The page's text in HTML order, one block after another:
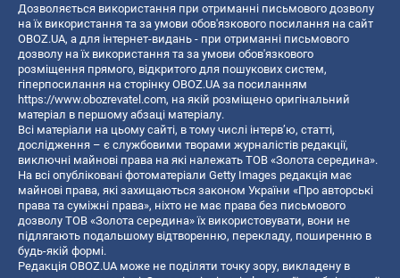
Дозволяється використання при отриманні письмового дозволу
на їх використання та за умови обов'язкового посилання на сайт
OBOZ.UA, а для інтернет-видань - при отриманні письмового
дозволу на їх використання та за умови обов'язкового
розміщення прямого, відкритого для пошукових систем,
гіперпосилання на сторінку OBOZ.UA за посиланням
https://www.obozrevatel.com, на якій розміщено оригінальний
матеріал в першому абзаці матеріалу.
Всі матеріали на цьому сайті, в тому числі інтерв’ю, статті,
дослідження – є службовими творами журналістів редакції,
виключні майнові права на які належать ТОВ «Золота середина».
На всі опубліковані фотоматеріали Getty Images редакція має
майнові права, які захищаються законом України «Про авторські
права та суміжні права», ніхто не має права без письмового
дозволу ТОВ «Золота середина» їх використовувати, вони не
підлягають подальшому відтворенню, перекладу, поширенню в
будь-якій формі.
Редакція OBOZ.UA може не поділяти точку зору, викладену в